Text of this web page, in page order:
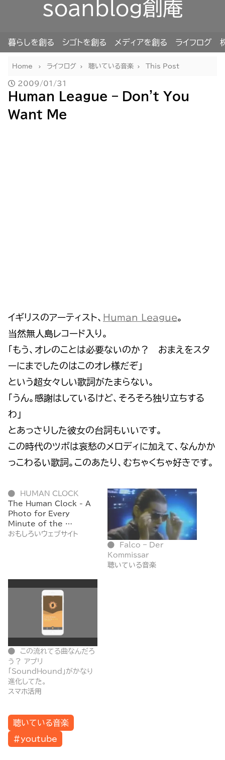
soanblog創庵
暮らしを創る シゴトを創る メディアを創る ライフログ
Home ライフログ 聴いている音楽 This Post
2009/01/31
Human League – Don't You
Want Me
イギリスのアーティスト、 Human League。
当然無人島レコード入り。
「もう、オレのことは必要ないのか？ おまえをスタ
ーにまでしたのはこのオレ様だぞ」
という超女々しい歌詞がたまらない。
「うん。感謝はしているけど、そろそろ独り立ちする
わ」
とあっさりした彼女の台詞もいいです。
この時代のツボは哀愁のメロディに加えて、なんかか
っこわるい歌詞。このあたり、むちゃくちゃ好きです。
HUMAN CLOCK
The Human Clock - A
Photo for Every
Minute of the …
おもしろいウェブサイト
Falco – Der
Kommissar
聴いている音楽
この流れてる曲なんだろ
う？ アプリ
「SoundHound」がかなり
進化してた。
スマホ活用
聴いている音楽
#youtube